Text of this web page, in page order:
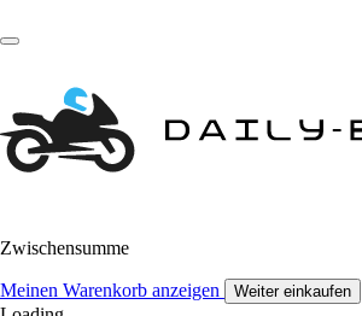
Zwischensumme
Meinen Warenkorb anzeigen Weiter einkaufen